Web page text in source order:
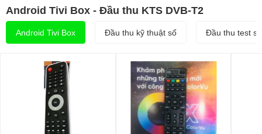
Android Tivi Box - Đầu thu KTS DVB-T2
Android Tivi Box Đầu thu kỹ thuật số Đầu thu test